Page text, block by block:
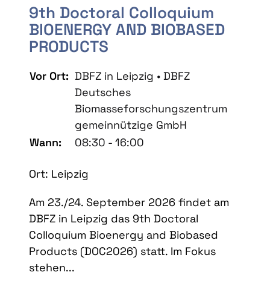
9th Doctoral Colloquium
BIOENERGY AND BIOBASED
PRODUCTS
Vor Ort: DBFZ in Leipzig • DBFZ
Deutsches
Biomasseforschungszentrum
gemeinnützige GmbH
Wann:
08:30 - 16:00
Ort: Leipzig
Am 23./24. September 2026 findet am
DBFZ in Leipzig das 9th Doctoral
Colloquium Bioenergy and Biobased
Products (DOC2026) statt. Im Fokus
stehen...